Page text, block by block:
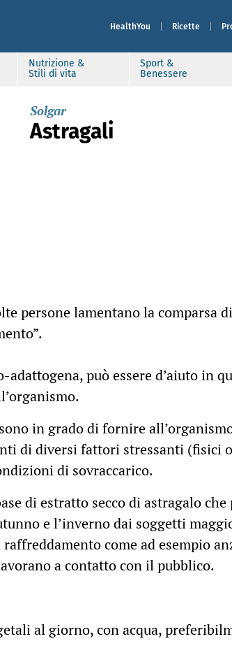
HealthYou Ricette
Nutrizione &
Stili di vita
Sport &
Benessere
Solgar
Astragali
persone lamentano la comparsa di
adattogena, può essere d’aiuto in
in grado di fornire
di diversi fattori stressanti (fisici
di sovraccarico.
di estratto secco di astragalo che
e l’inverno dai soggetti
come ad esempio
a contatto con il pubblico.
al giorno, con acqua,